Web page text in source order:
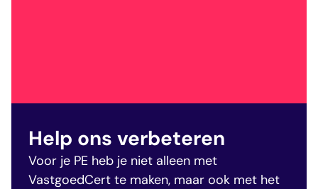
Help ons verbeteren
Voor je PE heb je niet alleen met
VastgoedCert te maken, maar ook met het